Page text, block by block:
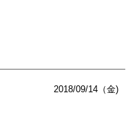
2018/09/14（金)